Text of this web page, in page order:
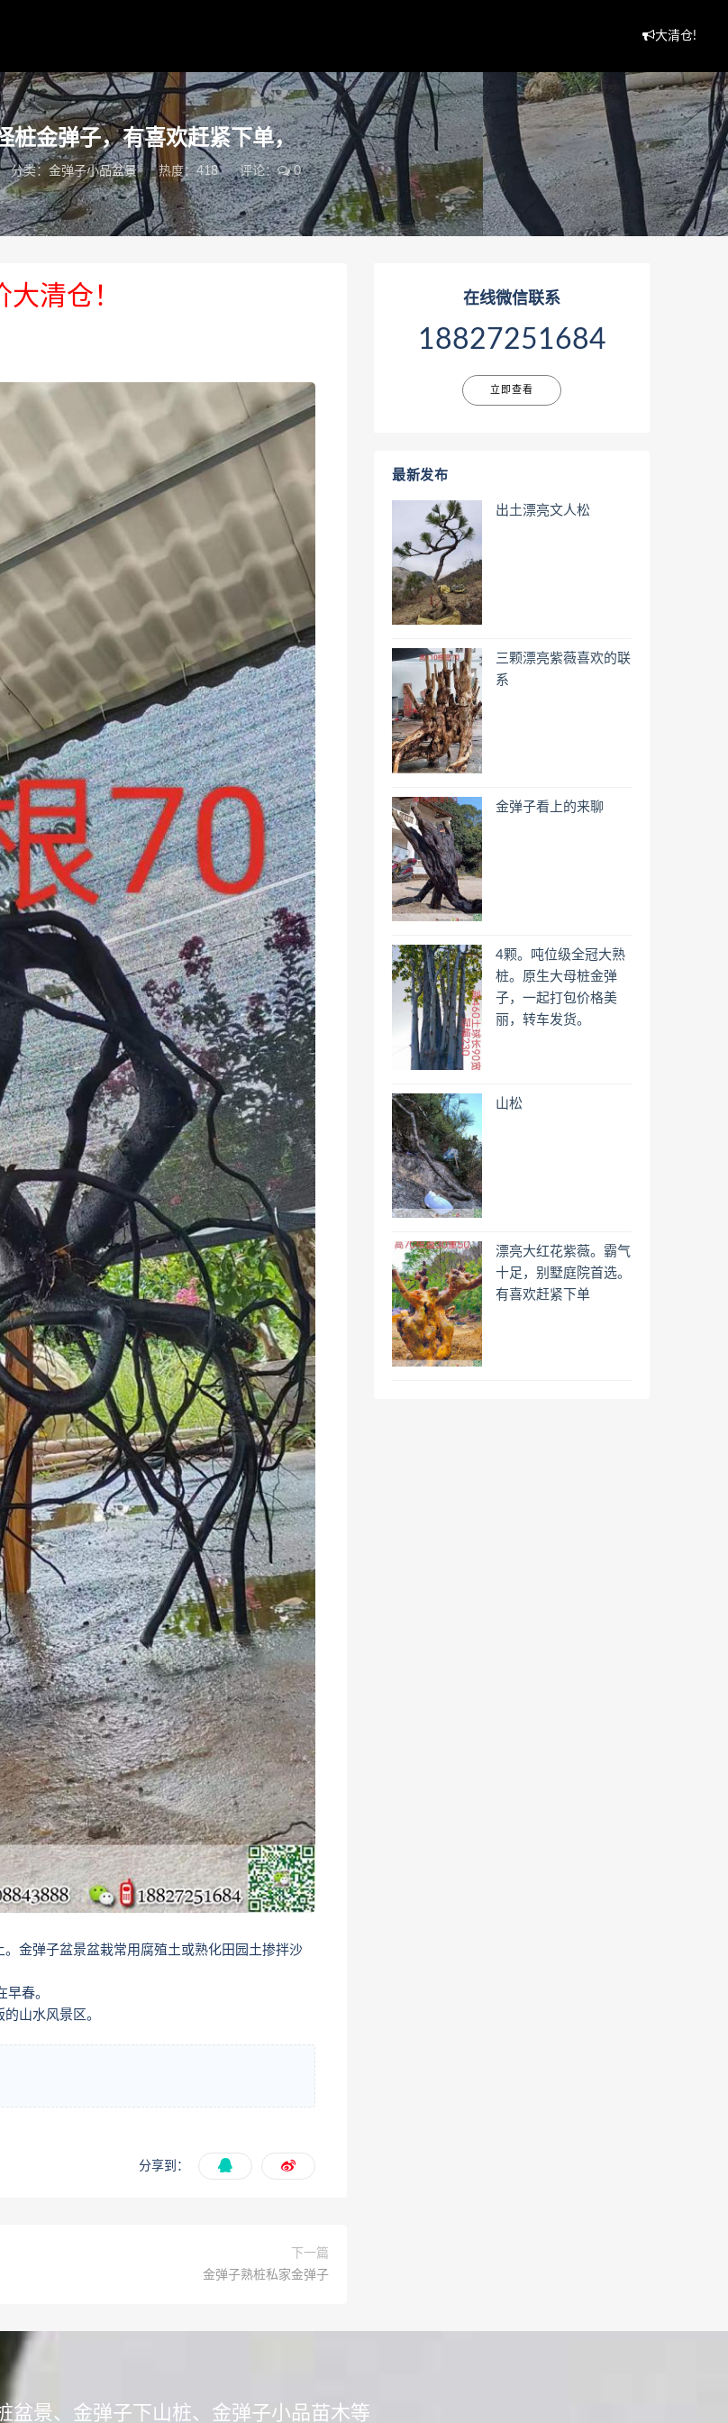
大清仓!
桩金弹子，有喜欢赶紧下单，
分类： 金弹子小品盆景 热度：418 评论： 0
清仓！
金弹子盆景盆栽常用腐殖土或熟化田园土掺拌沙
春。
山水风景区。
分享到：
下一篇
金弹子熟桩私家金弹子
在线微信联系
18827251684
立即查看
最新发布
出土漂亮文人松
三颗漂亮紫薇喜欢的联
系
金弹子看上的来聊
4颗。吨位级全冠大熟
桩。原生大母桩金弹
子，一起打包价格美
丽，转车发货。
山松
漂亮大红花紫薇。霸气
十足，别墅庭院首选。
有喜欢赶紧下单
盆景、金弹子下山桩、金弹子小品苗木等